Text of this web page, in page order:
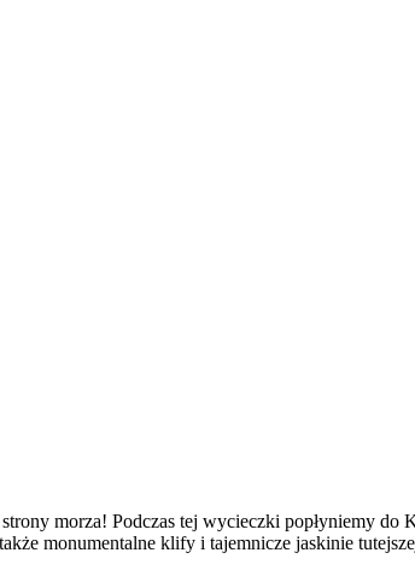
morza! Podczas tej wycieczki popłyniemy
monumentalne klify i tajemnicze jaskinie